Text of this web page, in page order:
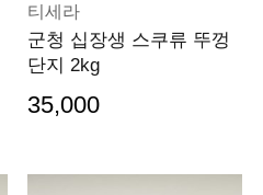
티세라
군청 십장생 스쿠류 뚜껑
단지 2kg
35,000